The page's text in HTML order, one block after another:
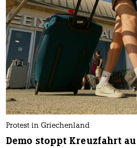
Protest in Griechenland
Demo stoppt Kreuzfahrt